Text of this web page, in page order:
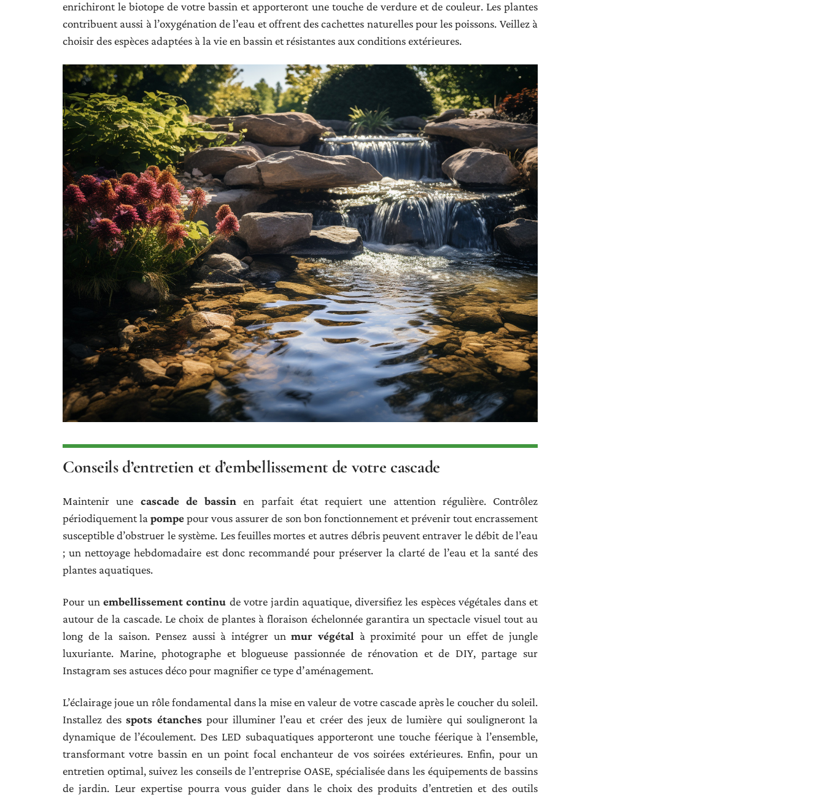
enrichiront le biotope de votre bassin et apporteront une touche de verdure et de couleur. Les plantes
contribuent aussi à l’oxygénation de l’eau et offrent des cachettes naturelles pour les poissons. Veillez à
choisir des espèces adaptées à la vie en bassin et résistantes aux conditions extérieures.
Conseils d’entretien et d’embellissement de votre cascade
Maintenir une cascade de bassin en parfait état requiert une attention régulière. Contrôlez
périodiquement lapompepour vous assurer de son bon fonctionnement et prévenir tout encrassement
susceptible d’obstruer le système. Les feuilles mortes et autres débris peuvent entraver le débit de l’eau
; un nettoyage hebdomadaire est donc recommandé pour préserver la clarté de l’eau et la santé des
plantes aquatiques.
Pour unembellissement continu de votre jardin aquatique, diversifiez les espèces végétales dans et
autour de la cascade. Le choix de plantes à floraison échelonnée garantira un spectacle visuel tout au
long de la saison. Pensez aussi à intégrer unmur végétal à proximité pour un effet de jungle
luxuriante. Marine, photographe et blogueuse passionnée de rénovation et de DIY, partage sur
Instagram ses astuces déco pour magnifier ce type d’aménagement.
L’éclairage joue un rôle fondamental dans la mise en valeur de votre cascade après le coucher du soleil.
Installez desspots étanchespour illuminer l’eau et créer des jeux de lumière qui souligneront la
dynamique de l’écoulement. Des LED subaquatiques apporteront une touche féerique à l’ensemble,
transformant votre bassin en un point focal enchanteur de vos soirées extérieures. Enfin, pour un
entretien optimal, suivez les conseils de l’entreprise OASE, spécialisée dans les équipements de bassins
de jardin. Leur expertise pourra vous guider dans le choix des produits d’entretien et des outils